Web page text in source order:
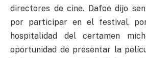
directores de cine. Dafoe dijo
por participar en el festival,
hospitalidad del certamen
oportunidad de presentar la